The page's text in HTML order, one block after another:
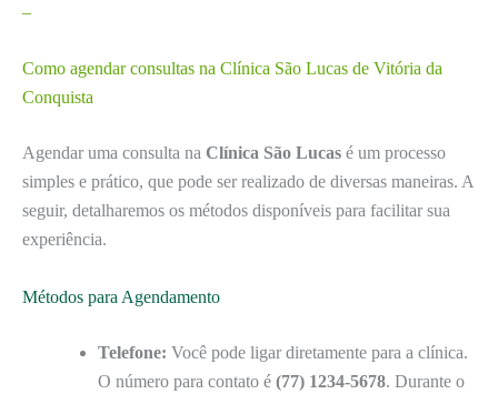
–
Como agendar consultas na Clínica São Lucas de Vitória da
Conquista
Agendar uma consulta na Clínica São Lucas é um processo
simples e prático, que pode ser realizado de diversas maneiras. A
seguir, detalharemos os métodos disponíveis para facilitar sua
experiência.
Métodos para Agendamento
Telefone: Você pode ligar diretamente para a clínica.
O número para contato é (77) 1234-5678. Durante o